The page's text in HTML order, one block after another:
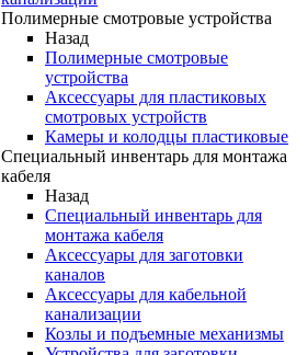
Полимерные смотровые устройства
Назад
Полимерные смотровые
устройства
Аксессуары для пластиковых
смотровых устройств
Камеры и колодцы пластиковые
Специальный инвентарь для монтажа
кабеля
Назад
Специальный инвентарь для
монтажа кабеля
Аксессуары для заготовки
каналов
Аксессуары для кабельной
канализации
Козлы и подъемные механизмы